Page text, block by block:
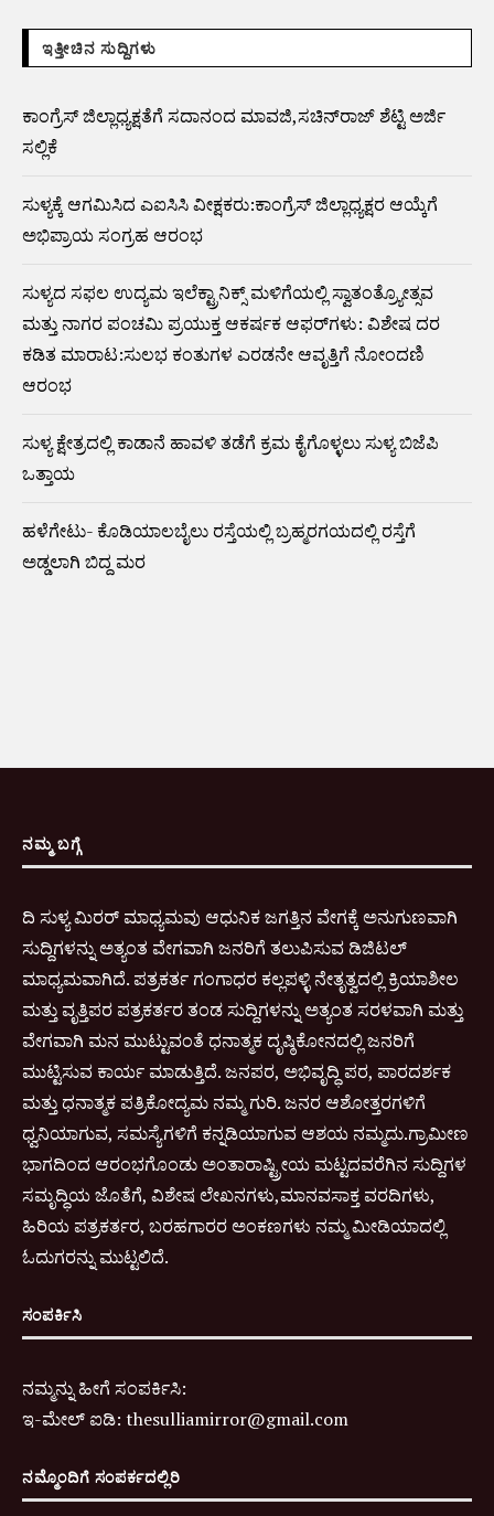
ಇತ್ತೀಚಿನ ಸುದ್ದಿಗಳು
ಕಾಂಗ್ರೆಸ್ ಜಿಲ್ಲಾಧ್ಯಕ್ಷತೆಗೆ ಸದಾನಂದ ಮಾವಜಿ,ಸಚಿನ್‌ರಾಜ್ ಶೆಟ್ಟಿ ಅರ್ಜಿ
ಸಲ್ಲಿಕೆ
ಸುಳ್ಯಕ್ಕೆ ಆಗಮಿಸಿದ ಎಐಸಿಸಿ ವೀಕ್ಷಕರು:ಕಾಂಗ್ರೆಸ್ ಜಿಲ್ಲಾಧ್ಯಕ್ಷರ ಆಯ್ಕೆಗೆ
ಅಭಿಪ್ರಾಯ ಸಂಗ್ರಹ ಆರಂಭ
ಸುಳ್ಯದ ಸಫಲ ಉದ್ಯಮ ಇಲೆಕ್ಟ್ರಾನಿಕ್ಸ್ ಮಳಿಗೆಯಲ್ಲಿ ಸ್ವಾತಂತ್ರ್ಯೋತ್ಸವ
ಮತ್ತು ನಾಗರ ಪಂಚಮಿ ಪ್ರಯುಕ್ತ ಆಕರ್ಷಕ ಆಫರ್‌ಗಳು: ವಿಶೇಷ ದರ
ಕಡಿತ ಮಾರಾಟ:ಸುಲಭ ಕಂತುಗಳ ಎರಡನೇ ಆವೃತ್ತಿಗೆ ನೋಂದಣಿ
ಆರಂಭ
ಸುಳ್ಯ ಕ್ಷೇತ್ರದಲ್ಲಿ ಕಾಡಾನೆ ಹಾವಳಿ ತಡೆಗೆ ಕ್ರಮ ಕೈಗೊಳ್ಳಲು ಸುಳ್ಯ ಬಿಜೆಪಿ
ಒತ್ತಾಯ
ಹಳೆಗೇಟು- ಕೊಡಿಯಾಲಬೈಲು ರಸ್ತೆಯಲ್ಲಿ ಬ್ರಹ್ಮರಗಯದಲ್ಲಿ ರಸ್ತೆಗೆ
ಅಡ್ಡಲಾಗಿ ಬಿದ್ದ ಮರ
ನಮ್ಮ ಬಗ್ಗೆ
ದಿ ಸುಳ್ಯ ಮಿರರ್ ಮಾಧ್ಯಮವು ಆಧುನಿಕ ಜಗತ್ತಿನ ವೇಗಕ್ಕೆ ಅನುಗುಣವಾಗಿ
ಸುದ್ದಿಗಳನ್ನು ಅತ್ಯಂತ ವೇಗವಾಗಿ ಜನರಿಗೆ ತಲುಪಿಸುವ ಡಿಜಿಟಲ್
ಮಾಧ್ಯಮವಾಗಿದೆ. ಪತ್ರಕರ್ತ ಗಂಗಾಧರ ಕಲ್ಲಪಳ್ಳಿ ನೇತೃತ್ವದಲ್ಲಿ ಕ್ರಿಯಾಶೀಲ
ಮತ್ತು ವೃತ್ತಿಪರ ಪತ್ರಕರ್ತರ ತಂಡ ಸುದ್ದಿಗಳನ್ನು ಅತ್ಯಂತ ಸರಳವಾಗಿ ಮತ್ತು
ವೇಗವಾಗಿ ಮನ ಮುಟ್ಟುವಂತೆ ಧನಾತ್ಮಕ ದೃಷ್ಠಿಕೋನದಲ್ಲಿ ಜನರಿಗೆ
ಮುಟ್ಟಿಸುವ ಕಾರ್ಯ ಮಾಡುತ್ತಿದೆ. ಜನಪರ, ಅಭಿವೃದ್ಧಿ ಪರ, ಪಾರದರ್ಶಕ
ಮತ್ತು ಧನಾತ್ಮಕ ಪತ್ರಿಕೋದ್ಯಮ ನಮ್ಮ ಗುರಿ. ಜನರ ಆಶೋತ್ತರಗಳಿಗೆ
ಧ್ವನಿಯಾಗುವ, ಸಮಸ್ಯೆಗಳಿಗೆ ಕನ್ನಡಿಯಾಗುವ ಆಶಯ ನಮ್ಮದು.ಗ್ರಾಮೀಣ
ಭಾಗದಿಂದ ಆರಂಭಗೊಂಡು ಅಂತಾರಾಷ್ಟ್ರೀಯ ಮಟ್ಟದವರೆಗಿನ ಸುದ್ದಿಗಳ
ಸಮೃದ್ಧಿಯ ಜೊತೆಗೆ, ವಿಶೇಷ ಲೇಖನಗಳು,ಮಾನವಸಾಕ್ತ ವರದಿಗಳು,
ಹಿರಿಯ ಪತ್ರಕರ್ತರ, ಬರಹಗಾರರ ಅಂಕಣಗಳು ನಮ್ಮ ಮೀಡಿಯಾದಲ್ಲಿ
ಓದುಗರನ್ನು ಮುಟ್ಟಲಿದೆ.
ಸಂಪರ್ಕಿಸಿ
ನಮ್ಮನ್ನು ಹೀಗೆ ಸಂಪರ್ಕಿಸಿ:
ಇ-ಮೇಲ್ ಐಡಿ: thesulliamirror@gmail.com
ನಮ್ಮೊಂದಿಗೆ ಸಂಪರ್ಕದಲ್ಲಿರಿ